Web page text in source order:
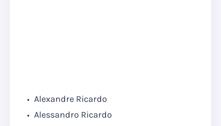
Alexandre Ricardo
Alessandro Ricardo